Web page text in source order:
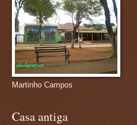
Martinho Campos
Casa antiga